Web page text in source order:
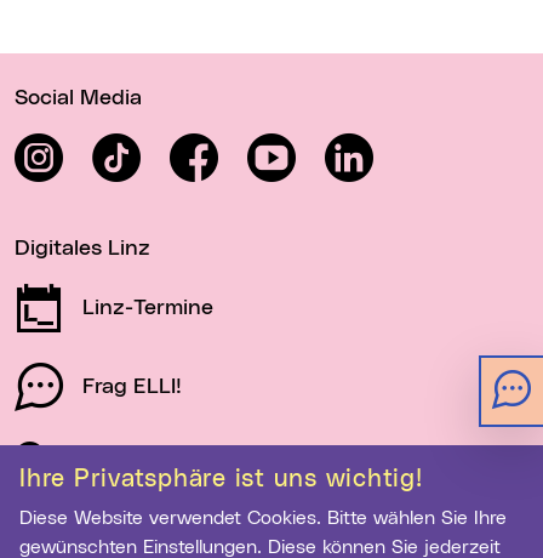
Ihre Privatsphäre ist uns wichtig!
Diese Website verwendet Cookies. Bitte wählen Sie Ihre
gewünschten Einstellungen. Diese können Sie jederzeit
Social Media
InstagramTikTok FacebookYouTube LinkedIn
Digitales Linz
Linz-Termine
Frag ELLI!
Schau auf Linz